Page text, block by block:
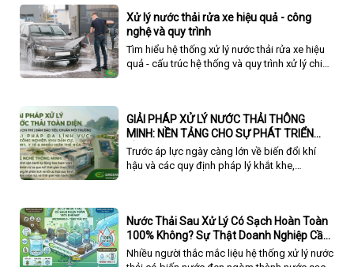
Xử lý nước thải rửa xe hiệu quả - công
nghệ và quy trình
Tìm hiểu hệ thống xử lý nước thải rửa xe hiệu
quả - cấu trúc hệ thống và quy trình xử lý chi
GIẢI PHÁP XỬ LÝ NƯỚC THẢI THÔNG
MINH: NỀN TẢNG CHO SỰ PHÁT TRIỂN
BỀN VỮNG CỦA DOANH NGHIỆP
Trước áp lực ngày càng lớn về biến đổi khí
hậu và các quy định pháp lý khắt khe,
môi trường, tối ưu hóa chi phí vận hành và
nâng tầm vị thế thương hiệu doanh nghiệp
trên hành trình phát triển bền vững.
Nước Thải Sau Xử Lý Có Sạch Hoàn Toàn
100% Không? Sự Thật Doanh Nghiệp Cần
Biết
Nhiều người thắc mắc liệu hệ thống xử lý nước